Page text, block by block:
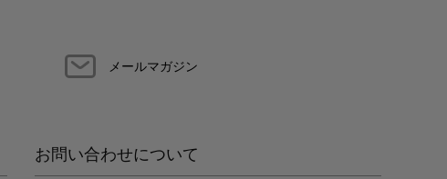
メールマガジン
お問い合わせについて